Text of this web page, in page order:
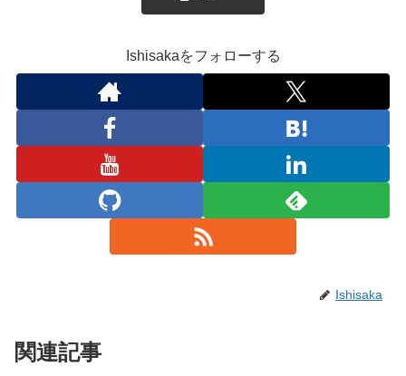
Ishisakaをフォローする
Ishisaka
関連記事